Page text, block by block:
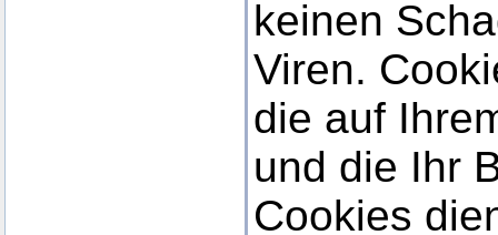
keinen
Viren.
die auf
und die Ihr
Cookies